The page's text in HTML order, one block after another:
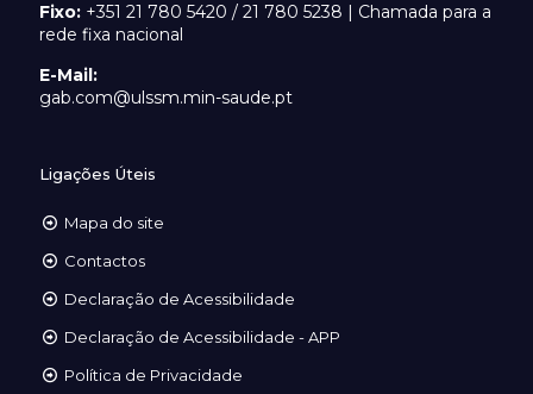
Fixo: +351 21 780 5420 / 21 780 5238 | Chamada para a
rede fixa nacional
E-Mail:
gab.com@ulssm.min-saude.pt
Ligações Úteis
Mapa do site
Contactos
Declaração de Acessibilidade
Declaração de Acessibilidade - APP
Política de Privacidade